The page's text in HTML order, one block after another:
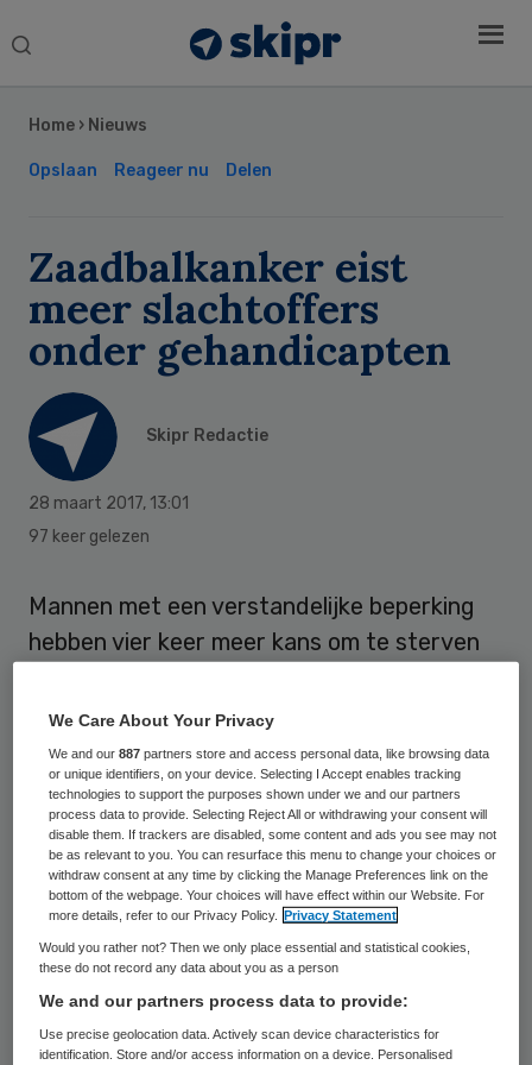
Search
Home › Nieuws
Opslaan Reageer nu Delen
Zaadbalkanker eist
meer slachtoffers
onder gehandicapten
Skipr Redactie
28 maart 2017, 13:01
97 keer gelezen
Mannen met een verstandelijke beperking
hebben vier keer meer kans om te sterven
beperking. Dat blijkt uit recent Brits
onderzoek waar MedNet over bericht. Het
is voor het eerst dat er een
wetenschappelijk verband is aangetoond
tussen sterfte door kanker en een
verstandelijke beperking.
Dat mensen met een verstandelijke
bekend. Mannen met een verstandelijke
beperking sterven gemiddeld dertien jaar
Sidebar
We Care About Your Privacy
We and our887 partners store and access personal data, like browsing data
or unique identifiers, on your device. Selecting I Accept enables tracking
technologies to support the purposes shown under we and our partners
process data to provide. Selecting Reject All or withdrawing your consent will
disable them. If trackers are disabled, some content and ads you see may not
be as relevant to you. You can resurface this menu to change your choices or
withdraw consent at any time by clicking the Manage Preferences link on the
bottom of the webpage. Your choices will have effect within our Website. For
more details, refer to our Privacy Policy.
Privacy Statement
Would you rather not? Then we only place essential and statistical cookies,
these do not record any data about you as a person
We and our partners process data to provide:
Use precise geolocation data. Actively scan device characteristics for
identification. Store and/or access information on a device. Personalised